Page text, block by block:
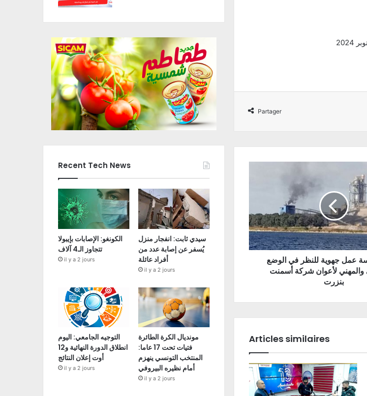
Partager
عمل جهوية للنظر في الوضع
والمهني لأعوان شركة أسمنت
بنزرت
Articles similaires
Recent Tech News
الكونغو: الإصابات بإيبولا
تتجاوز الـ4 آلاف
il y a 2 jours
سيدي ثابت: انفجار منزل
يُسفر عن إصابة عدد من
أفراد عائلة
il y a 2 jours
التوجيه الجامعي: اليوم
انطلاق الدورة النهائية و12
أوت إعلان النتائج
il y a 2 jours
مونديال الكرة الطائرة
فتيات تحت 17 عاما:
المنتخب التونسي ينهزم
أمام نظيره البيروفي
il y a 2 jours